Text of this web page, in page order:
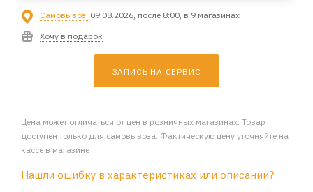
Самовывоз: 09.08.2026, после 8:00, в 9 магазинах
Хочу в подарок
ЗАПИСЬ НА СЕРВИС
Цена может отличаться от цен в розничных магазинах. Товар
доступен только для самовывоза. Фактическую цену уточняйте на
кассе в магазине
Нашли ошибку в характеристиках или описании?